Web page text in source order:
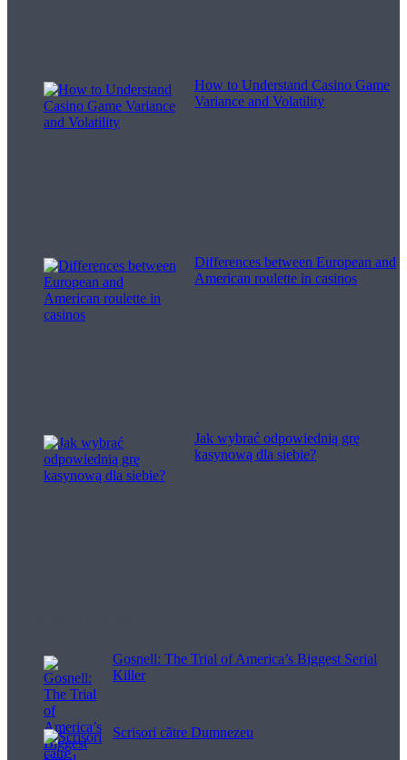
How to Understand Casino Game
Variance and Volatility
Differences between European and
American roulette in casinos
Jak wybrać odpowiednią grę
kasynową dla siebie?
Gosnell: The Trial of America’s Biggest Serial
Killer
Scrisori către Dumnezeu